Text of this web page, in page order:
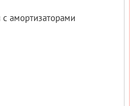
амортизаторами